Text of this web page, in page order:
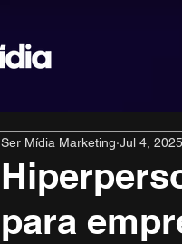
para
Ser Mídia Marketing Jul 4, 2025